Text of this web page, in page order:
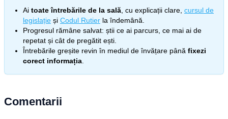
Ai toate întrebările de la sală , cu explicații clare, cursul de
legislație și Codul Rutier la îndemână.
Progresul rămâne salvat: știi ce ai parcurs, ce mai ai de
repetat și cât de pregătit ești.
Întrebările greșite revin în mediul de învățare până fixezi
corect informația
Comentarii